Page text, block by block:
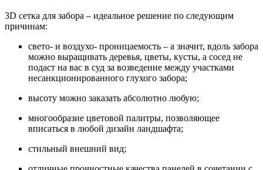
3D сетка для забора – идеальное решение по следующим
причинам:
свето- и воздухо- проницаемость – а значит, вдоль забора
можно выращивать деревья, цветы, кусты, а сосед не
подаст на вас в суд за возведение между участками
несанкционированного глухого забора;
высоту можно заказать абсолютно любую;
многообразие цветовой палитры, позволяющее
вписаться в любой дизайн ландшафта;
стильный внешний вид;